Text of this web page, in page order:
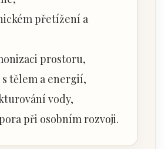
přetížení a
prostoru,
tělem a energií,
vody,
při osobním rozvoji.